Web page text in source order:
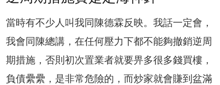
當時有不少人叫我同陳德霖反映。我話一定會，
我會同陳總講，在任何壓力下都不能夠撤銷逆周
期措施，否則初次置業者就要畀多很多錢買樓，
負債纍纍，是非常危險的，而炒家就會賺到盆滿